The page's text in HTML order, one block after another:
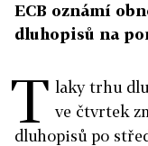
ECB oznámí
dluhopisů na
T laky trhu
ve čtvrtek
dluhopisů po